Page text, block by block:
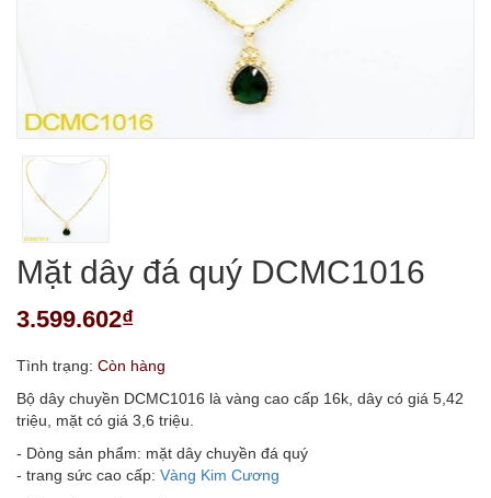
Mặt dây đá quý DCMC1016
3.599.602₫
Tình trạng: Còn hàng
Bộ dây chuyền DCMC1016 là vàng cao cấp 16k, dây có giá 5,42
triệu, mặt có giá 3,6 triệu.
- Dòng sản phẩm: mặt dây chuyền đá quý
- trang sức cao cấp: Vàng Kim Cương